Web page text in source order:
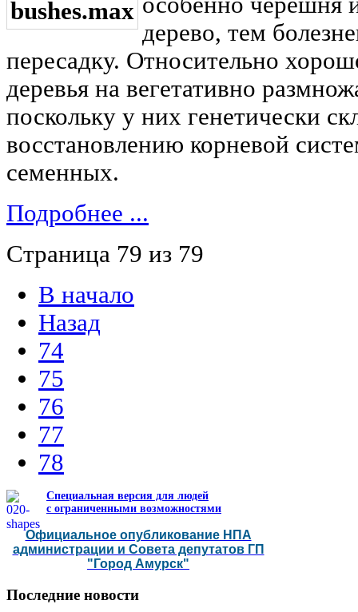
дерево, тем
пересадку. Относительно
деревья на вегетативно
поскольку у них генетически
восстановлению корневой
семенных.
Подробнее ...
Страница 79 из 79
В начало
Назад
74
75
76
77
78
Специальная версия для людей
с ограниченными возможностями
Официальное опубликование НПА
администрации и Совета депутатов ГП
"Город Амурск"
Последние новости